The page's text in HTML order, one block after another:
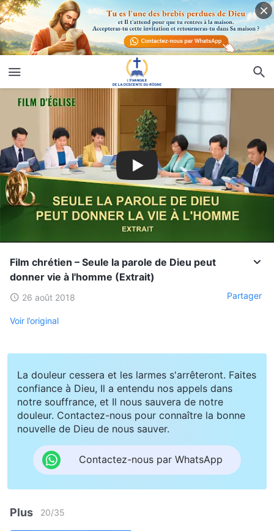
Film chrétien – Seule la parole de Dieu peut
donner vie à l'homme (Extrait)
26 août 2018 Partager
Voir l’original
La douleur cessera et les larmes s'arrêteront. Faites
confiance à Dieu, Il a entendu nos appels dans
notre souffrance, et Il nous sauvera de notre
douleur. Contactez-nous pour connaître la bonne
nouvelle de Dieu de nous sauver.
Contactez-nous par WhatsApp
Plus 20/35